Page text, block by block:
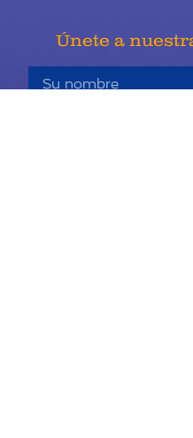
Únete a